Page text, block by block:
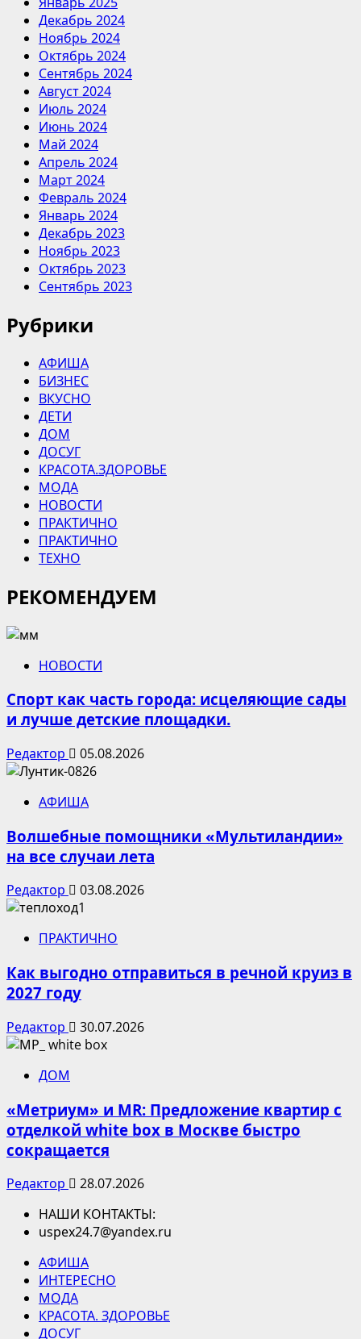
Декабрь 2024
Ноябрь 2024
Октябрь 2024
Сентябрь 2024
Август 2024
Июль 2024
Июнь 2024
Май 2024
Апрель 2024
Март 2024
Февраль 2024
Январь 2024
Декабрь 2023
Ноябрь 2023
Октябрь 2023
Сентябрь 2023
Рубрики
АФИША
БИЗНЕС
ВКУСНО
ДЕТИ
ДОМ
ДОСУГ
КРАСОТА.ЗДОРОВЬЕ
МОДА
НОВОСТИ
ПРАКТИЧНО
ПРАКТИЧНО
ТЕХНО
РЕКОМЕНДУЕМ
НОВОСТИ
Спорт как часть города: исцеляющие сады
и лучше детские площадки.
Редактор 05.08.2026
АФИША
Волшебные помощники «Мультиландии»
на все случаи лета
Редактор 03.08.2026
ПРАКТИЧНО
Как выгодно отправиться в речной круиз в
2027 году
Редактор 30.07.2026
ДОМ
«Метриум» и MR: Предложение квартир с
отделкой white box в Москве быстро
сокращается
Редактор
28.07.2026
НАШИ КОНТАКТЫ:
uspex24.7@yandex.ru
АФИША
ИНТЕРЕСНО
МОДА
КРАСОТА. ЗДОРОВЬЕ
ДОСУГ